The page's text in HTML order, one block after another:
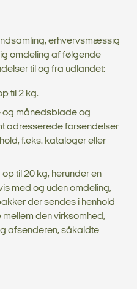
erhvervsmæssig
omdeling af følgende
til og fra udlandet:
til 2 kg.
månedsblade og
adresserede forsendelser
f.eks. kataloger eller
til 20 kg, herunder en
med og uden omdeling,
der sendes i henhold
den virksomhed,
afsenderen, såkaldte